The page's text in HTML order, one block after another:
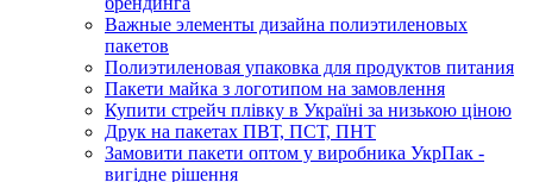
Важные элементы дизайна полиэтиленовых
пакетов
Полиэтиленовая упаковка для продуктов питания
Пакети майка з логотипом на замовлення
Купити стрейч плівку в Україні за низькою ціною
Друк на пакетах ПВТ, ПСТ, ПНТ
Замовити пакети оптом у виробника УкрПак -
вигідне рішення